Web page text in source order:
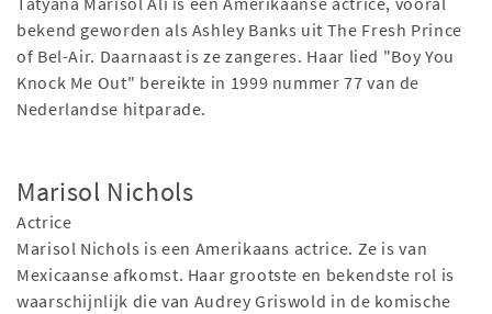
bekend geworden als Ashley Banks uit The Fresh Prince
of Bel-Air. Daarnaast is ze zangeres. Haar lied "Boy You
Knock Me Out" bereikte in 1999 nummer 77 van de
Nederlandse hitparade.
Marisol Nichols
Actrice
Marisol Nichols is een Amerikaans actrice. Ze is van
Mexicaanse afkomst. Haar grootste en bekendste rol is
waarschijnlijk die van Audrey Griswold in de komische